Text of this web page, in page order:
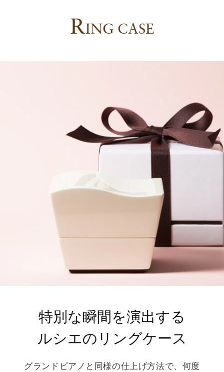
RING CASE
特別な瞬間を演出する
ルシエのリングケース
グランドピアノと同様の仕上げ方法で、何度